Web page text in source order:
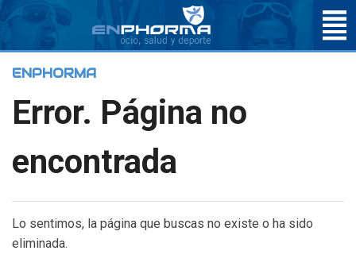
ENPHORMA
Error. Página no
encontrada
Lo sentimos, la página que buscas no existe o ha sido
eliminada.